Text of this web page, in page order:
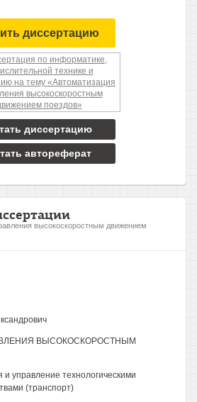
диссертацию
диссертацию
автореферат
высокоскоростным движением
ВЫСОКОСКОРОСТНЫМ
управление технологическими
(транспорт)